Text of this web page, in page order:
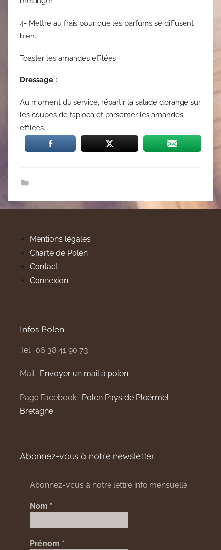
4- Mettre au frais pour que les parfums se diffusent
bien.
Toaster les amandes effilées
Dressage :
Au moment du service, répartir la salade d’orange sur
les coupes de tapioca et parsemer les amandes
effilées.
Mentions légales
Charte de Polen
Contact
Connexion
Infos Polen
Tel : 06 38 41 90 73
Mail : Envoyer un mail à polen
Page Facebook : Polen Pays de Ploërmel
Bretagne
Abonnez-vous à notre newsletter
Abonnez-vous à notre lettre info mensuelle.
Nom *
Prénom *